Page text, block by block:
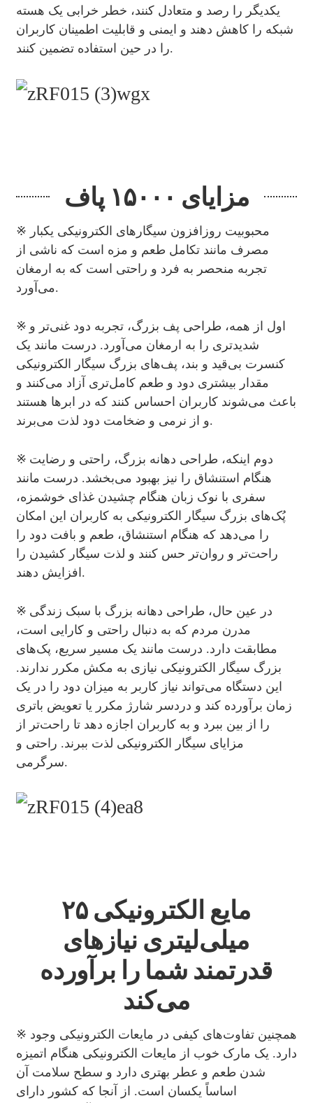
یکدیگر را رصد و متعادل کنند، خطر خرابی یک هسته
شبکه را کاهش دهند و ایمنی و قابلیت اطمینان کاربران
را در حین استفاده تضمین کنند.
مزایای ۱۵۰۰۰ پاف
※ محبوبیت روزافزون سیگارهای الکترونیکی یکبار
مصرف مانند تکامل طعم و مزه است که ناشی از
تجربه منحصر به فرد و راحتی است که به ارمغان
می‌آورد.
※ اول از همه، طراحی پف بزرگ، تجربه دود غنی‌تر و
شدیدتری را به ارمغان می‌آورد. درست مانند یک
کنسرت بی‌قید و بند، پف‌های بزرگ سیگار الکترونیکی
مقدار بیشتری دود و طعم کامل‌تری آزاد می‌کنند و
باعث می‌شوند کاربران احساس کنند که در ابرها هستند
و از نرمی و ضخامت دود لذت می‌برند.
※ دوم اینکه، طراحی دهانه بزرگ، راحتی و رضایت
هنگام استنشاق را نیز بهبود می‌بخشد. درست مانند
سفری با نوک زبان هنگام چشیدن غذای خوشمزه،
پُک‌های بزرگ سیگار الکترونیکی به کاربران این امکان
را می‌دهد که هنگام استنشاق، طعم و بافت دود را
راحت‌تر و روان‌تر حس کنند و لذت سیگار کشیدن را
افزایش دهند.
※ در عین حال، طراحی دهانه بزرگ با سبک زندگی
مدرن مردم که به دنبال راحتی و کارایی است،
مطابقت دارد. درست مانند یک مسیر سریع، پک‌های
بزرگ سیگار الکترونیکی نیازی به مکش مکرر ندارند.
این دستگاه می‌تواند نیاز کاربر به میزان دود را در یک
زمان برآورده کند و دردسر شارژ مکرر یا تعویض باتری
را از بین ببرد و به کاربران اجازه دهد تا راحت‌تر از
مزایای سیگار الکترونیکی لذت ببرند. راحتی و
سرگرمی.
مایع الکترونیکی ۲۵
میلی‌لیتری نیازهای
قدرتمند شما را برآورده
می‌کند
※ همچنین تفاوت‌های کیفی در مایعات الکترونیکی وجود
دارد. یک مارک خوب از مایعات الکترونیکی هنگام اتمیزه
شدن طعم و عطر بهتری دارد و سطح سلامت آن
اساساً یکسان است. از آنجا که کشور دارای